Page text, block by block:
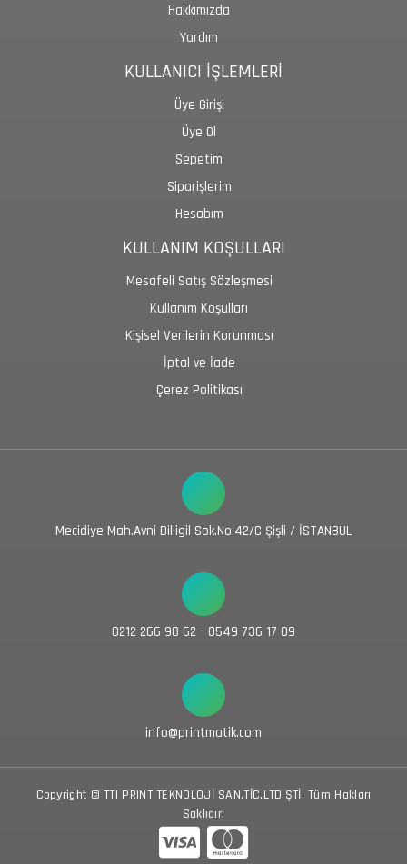
Hakkımızda
Yardım
KULLANICI İŞLEMLERİ
Üye Girişi
Üye Ol
Sepetim
Siparişlerim
Hesabım
KULLANIM KOŞULLARI
Mesafeli Satış Sözleşmesi
Kullanım Koşulları
Kişisel Verilerin Korunması
İptal ve İade
Çerez Politikası
Mecidiye Mah.Avni Dilligil Sok.No:42/C Şişli / İSTANBUL
0212 266 98 62 - 0549 736 17 09
info@printmatik.com
Copyright © TTI PRINT TEKNOLOJİ SAN.TİC.LTD.ŞTİ. Tüm Hakları
Saklıdır.